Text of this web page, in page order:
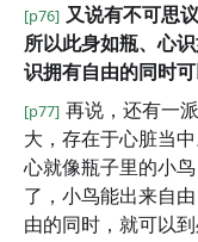
[p76] 又说有不可思
所以此身如瓶、心
识拥有自由的同时可
[p77] 再说，还有一
大，存在于心脏当
心就像瓶子里的小
了，小鸟能出来自
由的同时，就可以到